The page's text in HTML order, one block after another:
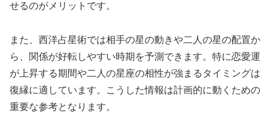
せるのがメリットです。
また、西洋占星術では相手の星の動きや二人の星の配置か
ら、関係が好転しやすい時期を予測できます。特に恋愛運
が上昇する期間や二人の星座の相性が強まるタイミングは
復縁に適しています。こうした情報は計画的に動くための
重要な参考となります。